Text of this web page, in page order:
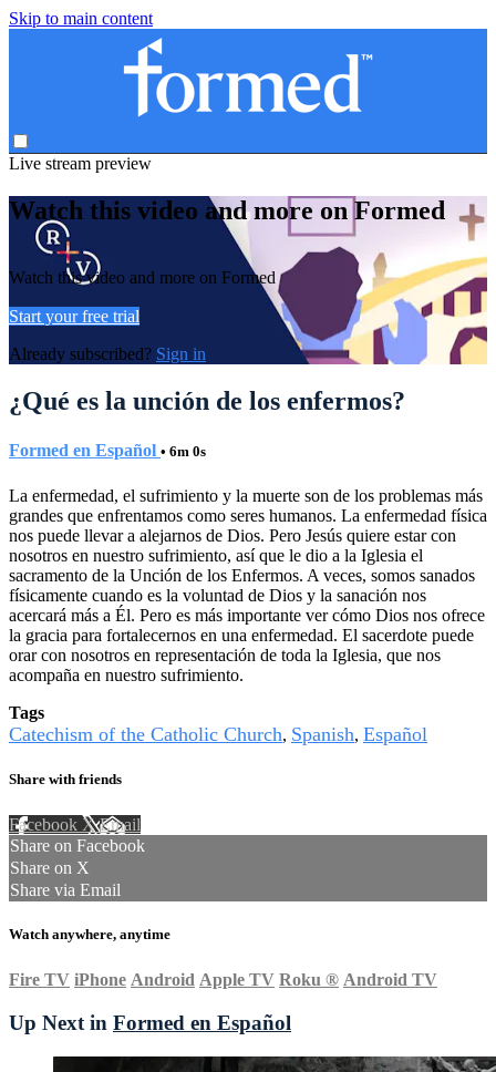
Skip to main content
Live stream preview
Watch this video and more on Formed
Watch this video and more on Formed
Start your free trial
Already subscribed? Sign in
¿Qué es la unción de los enfermos?
Formed en Español • 6m 0s
La enfermedad, el sufrimiento y la muerte son de los problemas más
grandes que enfrentamos como seres humanos. La enfermedad física
nos puede llevar a alejarnos de Dios. Pero Jesús quiere estar con
nosotros en nuestro sufrimiento, así que le dio a la Iglesia el
sacramento de la Unción de los Enfermos. A veces, somos sanados
físicamente cuando es la voluntad de Dios y la sanación nos
acercará más a Él. Pero es más importante ver cómo Dios nos ofrece
la gracia para fortalecernos en una enfermedad. El sacerdote puede
orar con nosotros en representación de toda la Iglesia, que nos
acompaña en nuestro sufrimiento.
Tags
Catechism of the Catholic Church, Spanish, Español
Share with friends
Facebook XEmail
Share on Facebook
Share on X
Share via Email
Watch anywhere, anytime
Fire TV iPhone Android Apple TV Roku ® Android TV
Up Next in Formed en Español